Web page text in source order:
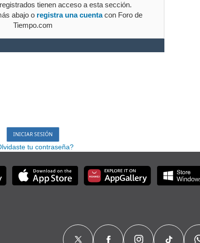
tienen acceso a esta sección.
abajo o registra una cuentacon Foro de
Tiempo.com
tu contraseña?